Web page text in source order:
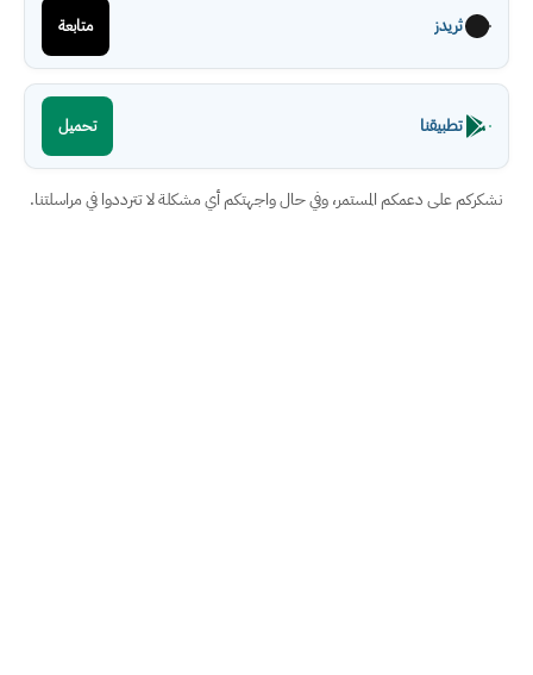
ثريدز متابعة
تطبيقنا تحميل
نشكركم على دعمكم المستمر، وفي حال واجهتكم أي مشكلة لا تترددوا في مراسلتنا.